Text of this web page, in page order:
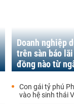
Doanh nghiệp
trên sàn báo
đồng nào từ
Con gái tỷ phú
vào hệ sinh thái